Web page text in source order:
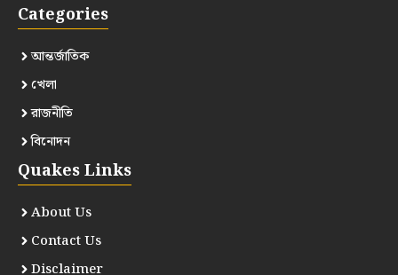
Categories
আন্তর্জাতিক
খেলা
রাজনীতি
বিনোদন
Quakes Links
About Us
Contact Us
Disclaimer